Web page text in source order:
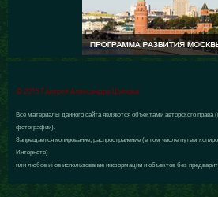
© 2015 Галерея Александра Шилова
Все материалы данного сайта являются объектами авторского права
фотографии).
Запрещается копирование, распространение (в том числе путем
Интернете)
или любое иное использование информации и объектов без